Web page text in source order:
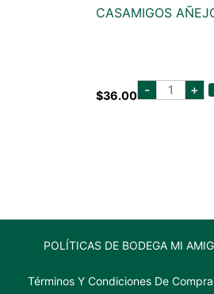
CASAMIGOS
$36.00 -
añejo
+
POLÍTICAS DE BODEGA MI
Términos Y Condiciones De Compra